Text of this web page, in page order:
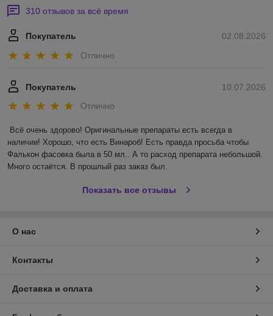
310 отзывов за всё время
02.08.2026
Покупатель
Отлично
10.07.2026
Покупатель
Отлично
Всё очень здорово! Оригинальные препараты есть всегда в
наличии! Хорошо, что есть Винароб! Есть правда просьба чтобы
Фалькон фасовка была в 50 мл.. А то расход препарата небольшой.
Много остаётся. В прошлый раз заказ был.
Показать все отзывы
О нас
Контакты
Доставка и оплата